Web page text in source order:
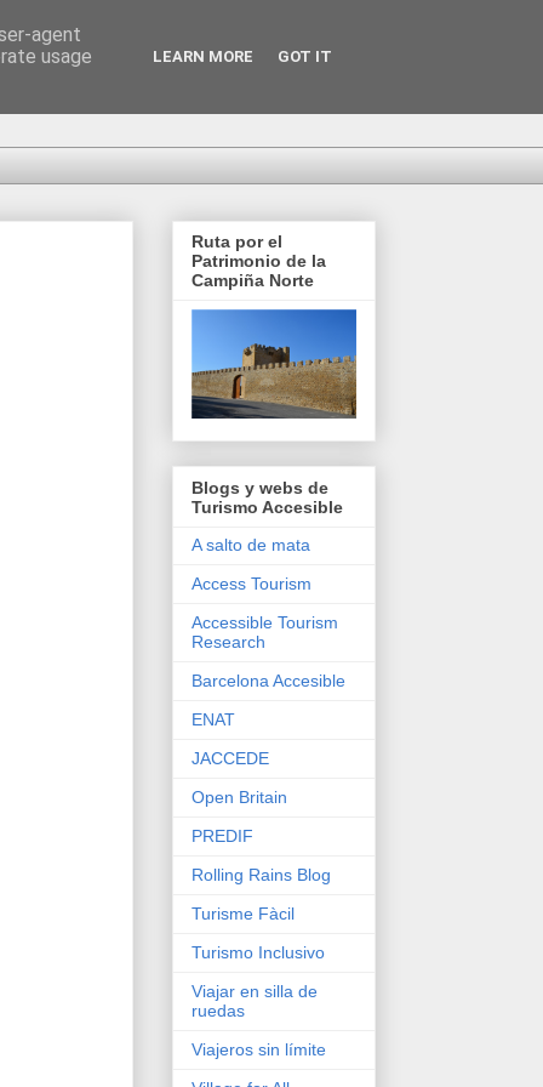
Ruta por el
Patrimonio de la
Campiña Norte
Blogs y webs de
Turismo Accesible
A salto de mata
Access Tourism
Accessible Tourism
Research
Barcelona Accesible
ENAT
JACCEDE
Open Britain
PREDIF
Rolling Rains Blog
Turisme Fàcil
Turismo Inclusivo
Viajar en silla de
ruedas
Viajeros sin límite
agent
usage
LEARN MORE GOT IT